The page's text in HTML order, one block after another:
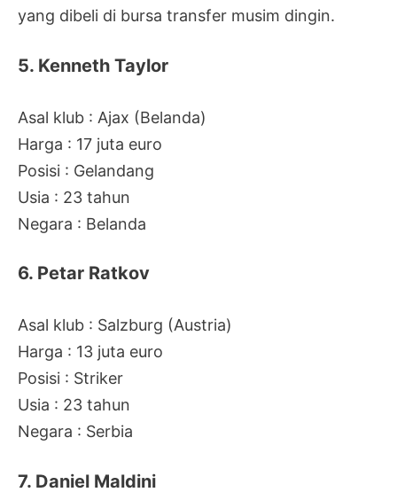
yang dibeli di bursa transfer musim dingin.
5. Kenneth Taylor
Asal klub : Ajax (Belanda)
Harga : 17 juta euro
Posisi : Gelandang
Usia : 23 tahun
Negara : Belanda
6. Petar Ratkov
Asal klub : Salzburg (Austria)
Harga : 13 juta euro
Posisi : Striker
Usia : 23 tahun
Negara : Serbia
7. Daniel Maldini